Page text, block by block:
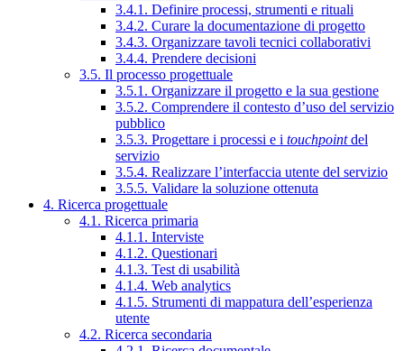
3.4.1. Definire processi, strumenti e rituali
3.4.2. Curare la documentazione di progetto
3.4.3. Organizzare tavoli tecnici collaborativi
3.4.4. Prendere decisioni
3.5. Il processo progettuale
3.5.1. Organizzare il progetto e la sua gestione
3.5.2. Comprendere il contesto d’uso del servizio
pubblico
3.5.3. Progettare i processi e i touchpointdel
servizio
3.5.4. Realizzare l’interfaccia utente del servizio
3.5.5. Validare la soluzione ottenuta
4. Ricerca progettuale
4.1. Ricerca primaria
4.1.1. Interviste
4.1.2. Questionari
4.1.3. Test di usabilità
4.1.4. Web analytics
4.1.5. Strumenti di mappatura dell’esperienza
utente
4.2. Ricerca secondaria